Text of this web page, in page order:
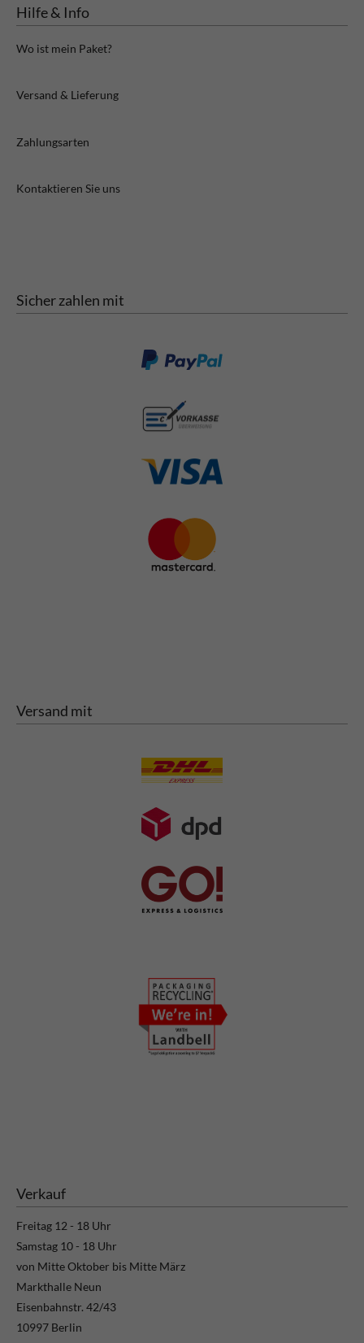
Hilfe & Info
Wo ist mein Paket?
Versand & Lieferung
Zahlungsarten
Kontaktieren Sie uns
Sicher zahlen mit
Versand mit
Verkauf
Freitag 12 - 18 Uhr
Samstag 10 - 18 Uhr
von Mitte Oktober bis Mitte März
Markthalle Neun
Eisenbahnstr. 42/43
10997 Berlin